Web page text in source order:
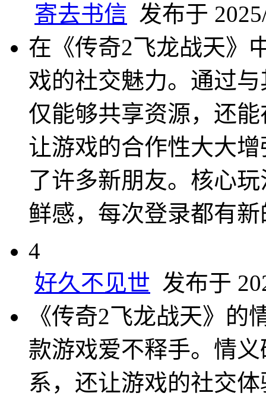
寄去书信 发布于
在《传奇2飞龙战天》
戏的社交魅力。通过
仅能够共享资源，还
让游戏的合作性大大
了许多新朋友。核心
鲜感，每次登录都有
4
好久不见世 发布于
《传奇2飞龙战天》
款游戏爱不释手。情
系，还让游戏的社交